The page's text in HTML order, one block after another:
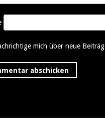
mich über neue